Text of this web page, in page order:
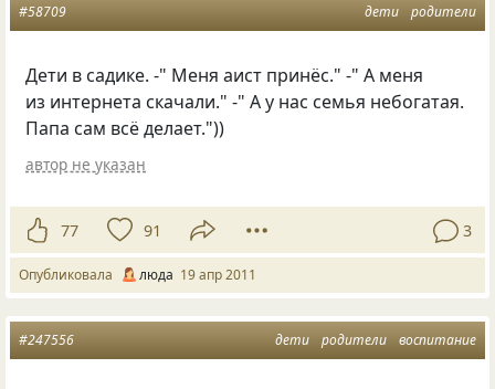
дети родители
#58709
Дети в садике. -" Меня аист принёс." -" А меня
из интернета скачали." -" А у нас семья небогатая.
Папа сам всё делает."))
автор не указан
77 91 3
Опубликовала люда 19 апр 2011
дети родители воспитание
#247556